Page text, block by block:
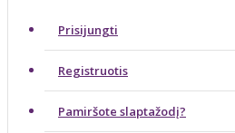
Prisijungti
Registruotis
Pamiršote slaptažodį?